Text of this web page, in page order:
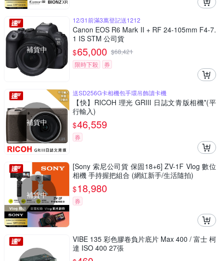
補貨中
12/31前滿3萬登記送1212
Canon EOS R6 Mark II + RF 24-105mm F4-7.
1 IS STM 公司貨
$65,000 $68,421
限時下殺
券
補貨中
送SD256G卡相機包手環吊飾讀卡機
【快】RICOH 理光 GRIII 日誌文青版相機*(平
行輸入)
$46,559
券
補貨中
[Sony 索尼公司貨 保固18+6] ZV-1F Vlog 數位
相機 手持握把組合 (網紅新手/生活隨拍)
$18,980
券
VIBE 135 彩色膠卷負片底片 Max 400 / 富士 柯
達 ISO 400 27張